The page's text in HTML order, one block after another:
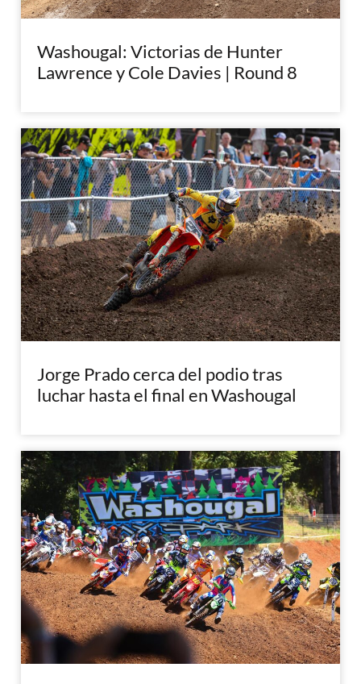
Washougal: Victorias de Hunter
Lawrence y Cole Davies | Round 8
Jorge Prado cerca del podio tras
luchar hasta el final en Washougal